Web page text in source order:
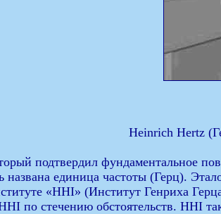
Heinrich Hertz
подтвердил фундаментальное
названа единица частоты (Герц).
«HHI» (Институт Генриха
по стечению обстоятельств. HHI